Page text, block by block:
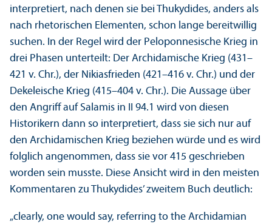
interpretiert, nach denen sie bei Thukydides, anders als
nach rhetorischen Elementen, schon lange bereitwillig
suchen. In der Regel wird der Peloponnesische Krieg in
drei Phasen unter­teilt: Der Archidamische Krieg (431–
421 v. Chr.), der Nikiasfrieden (421–416 v. Chr.) und der
Dekeleische Krieg (415–404 v. Chr.). Die Aussage über
den Angriff auf Salamis in II 94.1 wird von diesen
Historikern dann so interpretiert, dass sie sich nur auf
den Archidamischen Krieg beziehen würde und es wird
folglich angenommen, dass sie vor 415 geschrieben
worden sein musste. Diese Ansicht wird in den meisten
Kommentaren zu Thukydides’ zweitem Buch deutlich:
„clearly, one would say, referring to the Archidamian